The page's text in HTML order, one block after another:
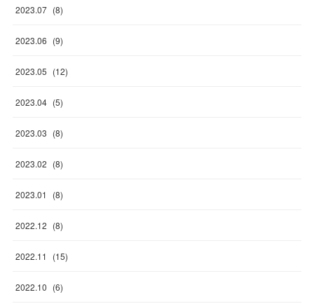
2023.07 (8)
2023.06 (9)
2023.05 (12)
2023.04 (5)
2023.03 (8)
2023.02 (8)
2023.01 (8)
2022.12 (8)
2022.11 (15)
2022.10 (6)